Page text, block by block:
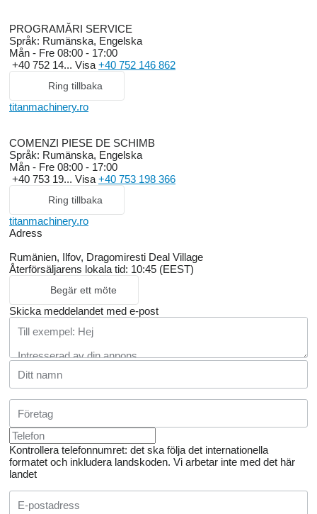
PROGRAMĂRI SERVICE
Språk: Rumänska, Engelska
Mån - Fre 08:00 - 17:00
+40 752 14... Visa +40 752 146 862
Ring tillbaka
titanmachinery.ro
COMENZI PIESE DE SCHIMB
Språk: Rumänska, Engelska
Mån - Fre 08:00 - 17:00
+40 753 19... Visa +40 753 198 366
Ring tillbaka
titanmachinery.ro
Adress
Rumänien, Ilfov, Dragomiresti Deal Village
Återförsäljarens lokala tid: 10:45 (EEST)
Begär ett möte
Skicka meddelandet med e-post
Kontrollera telefonnumret: det ska följa det internationella
formatet och inkludera landskoden. Vi arbetar inte med det här
landet